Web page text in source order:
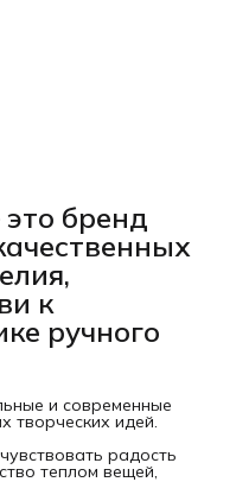
бренд
к
ручного
и современные
творческих идей.
радость
теплом вещей,